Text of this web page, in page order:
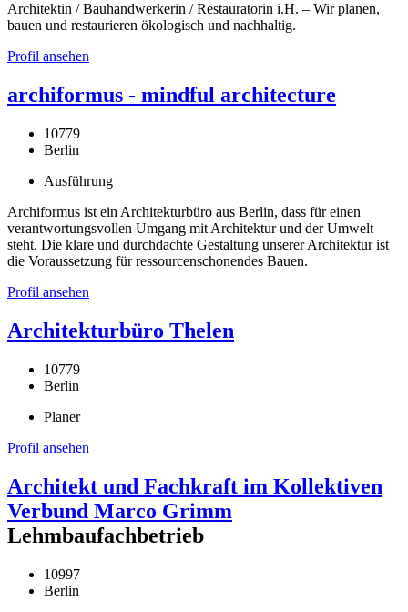
Architektin / Bauhandwerkerin / Restauratorin i.H. – Wir planen,
bauen und restaurieren ökologisch und nachhaltig.
Profil ansehen
archiformus - mindful architecture
10779
Berlin
Ausführung
Archiformus ist ein Architekturbüro aus Berlin, dass für einen
verantwortungsvollen Umgang mit Architektur und der Umwelt
steht. Die klare und durchdachte Gestaltung unserer Architektur ist
die Voraussetzung für ressourcenschonendes Bauen.
Profil ansehen
Architekturbüro Thelen
10779
Berlin
Planer
Profil ansehen
Architekt und Fachkraft im Kollektiven
Verbund Marco Grimm
Lehmbaufachbetrieb
10997
Berlin